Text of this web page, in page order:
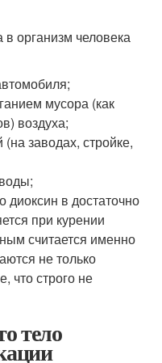
организм человека
мусора (как
воздуха;
заводах, стройке,
диоксин в достаточно
при курении
считается именно
не только
что строго не
тело